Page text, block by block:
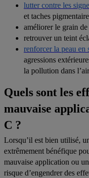
lutter contre les
et taches
améliorer le grain de
retrouver un teint
renforcer la peau en
agressions
la pollution dans l’air
Quels sont les
mauvaise
C ?
Lorsqu’il est bien utilisé,
extrêmement bénéfique
mauvaise application ou
risque d’engendrer des